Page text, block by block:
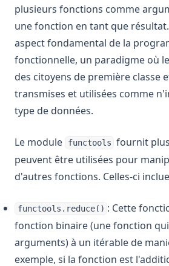
plusieurs fonctions comme
une fonction en tant que
aspect fondamental de la
fonctionnelle, un paradigme où
des citoyens de première classe
transmises et utilisées comme
type de données.
Le module functools fournit
peuvent être utilisées pour
d'autres fonctions. Celles-ci
functools.reduce() : Cette
fonction binaire (une fonction
arguments) à un itérable de
exemple, si la fonction est